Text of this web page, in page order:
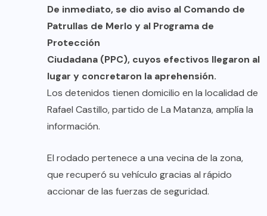
De inmediato, se dio aviso al Comando de
Patrullas de Merlo y al Programa de
Protección
Ciudadana (PPC), cuyos efectivos llegaron al
lugar y concretaron la aprehensión.
Los detenidos tienen domicilio en la localidad de
Rafael Castillo, partido de La Matanza, amplía la
información.
El rodado pertenece a una vecina de la zona,
que recuperó su vehículo gracias al rápido
accionar de las fuerzas de seguridad.